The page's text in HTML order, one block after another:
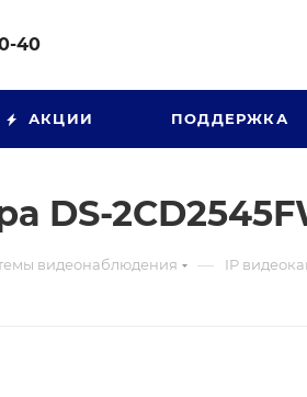
40
АКЦИИ ПОДДЕРЖКА
DS-
видеонаблюдения — IP